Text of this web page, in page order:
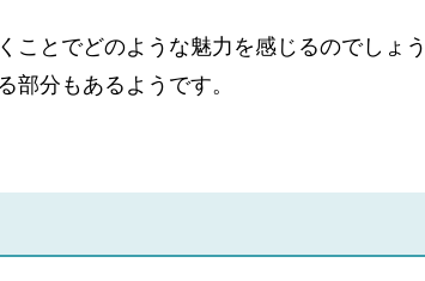
とでどのような魅力を感じるのでしょう
分もあるようです。